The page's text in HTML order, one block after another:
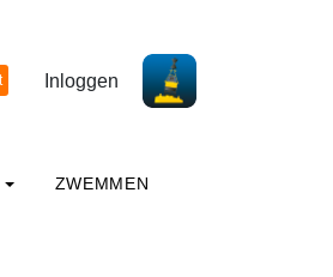
Inloggen
ZWEMMEN